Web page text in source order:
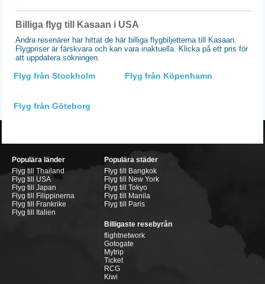
Billiga flyg till Kasaan i USA
Andra resenärer har hittat de här billiga flygbiljetterna till Kasaan.
Flygpriser är färskvara och kan vara inaktuella. Klicka på ett pris för
att uppdatera sökningen.
Flyg från Stockholm Flyg från Köpenhamn
Flyg från Göteborg
Populära länder
Flyg till Thailand
Flyg till USA
Flyg till Japan
Flyg till Filippinerna
Flyg till Frankrike
Flyg till Italien
Populära städer
Flyg till Bangkok
Flyg till New York
Flyg till Tokyo
Flyg till Manila
Flyg till Paris
Billigaste resebyrån
flightnetwork
Gotogate
Mytrip
Ticket
RCG
Kiwi